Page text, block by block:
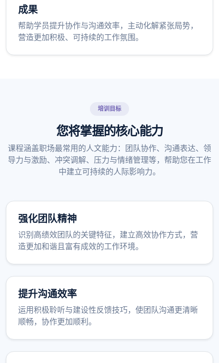
成果
帮助学员提升协作与沟通效率，主动化解紧张局势，
营造更加积极、可持续的工作氛围。
培训目标
您将掌握的核心能力
课程涵盖职场最常用的人文能力：团队协作、沟通表达、领
导力与激励、冲突调解、压力与情绪管理等，帮助您在工作
中建立可持续的人际影响力。
强化团队精神
识别高绩效团队的关键特征，建立高效协作方式，营
造更加和谐且富有成效的工作环境。
提升沟通效率
运用积极聆听与建设性反馈技巧，使团队沟通更清晰
顺畅，协作更加顺利。